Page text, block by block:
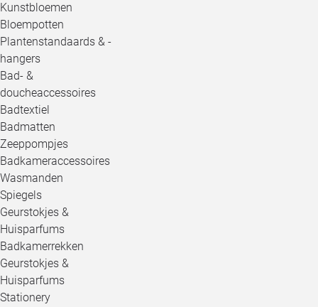
Kunstbloemen
Bloempotten
Plantenstandaards & -
hangers
Bad- &
doucheaccessoires
Badtextiel
Badmatten
Zeeppompjes
Badkameraccessoires
Wasmanden
Spiegels
Geurstokjes &
Huisparfums
Badkamerrekken
Geurstokjes &
Huisparfums
Stationery